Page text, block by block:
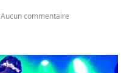
Aucun commentaire